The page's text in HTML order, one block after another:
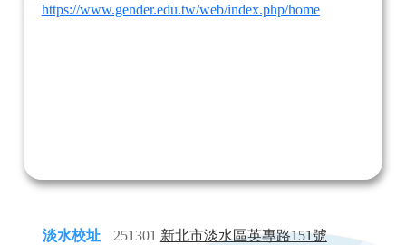
https://www.gender.edu.tw/web/index.php/home
淡水校址 251301 新北市淡水區英專路151號